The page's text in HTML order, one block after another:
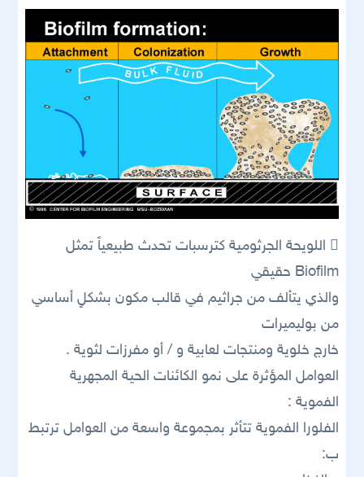
 اللويحة الجرثومية كترسبات تحدث طبيعياً تمثل
Biofilm حقيقي
والذي يتألف من جراثيم في قالب مكون بشكلٍ أساسي
من بوليميرات
خارج خلوية ومنتجات لعابية و / أو مفرزات لثوية .
العوامل المؤثرة على نمو الكائنات الحية المجهرية
الفموية :
الفلورا الفموية تتأثر بمجموعة واسعة من العوامل ترتبط
ب: